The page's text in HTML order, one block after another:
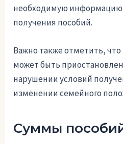
необходимую информацию
получения пособий.
Важно также отметить,
может быть
нарушении условий
изменении семейного
Суммы